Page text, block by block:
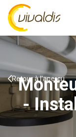
Vivaldis Interim
Retour à l'aperçu
-